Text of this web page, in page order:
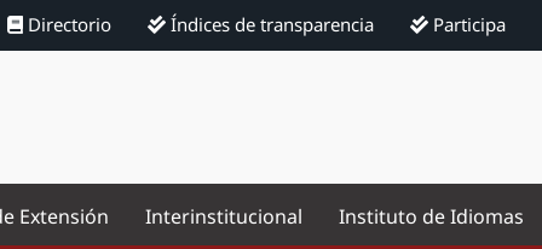
Directorio Índices de transparencia Participa
Extensión Interinstitucional Instituto de Idiomas